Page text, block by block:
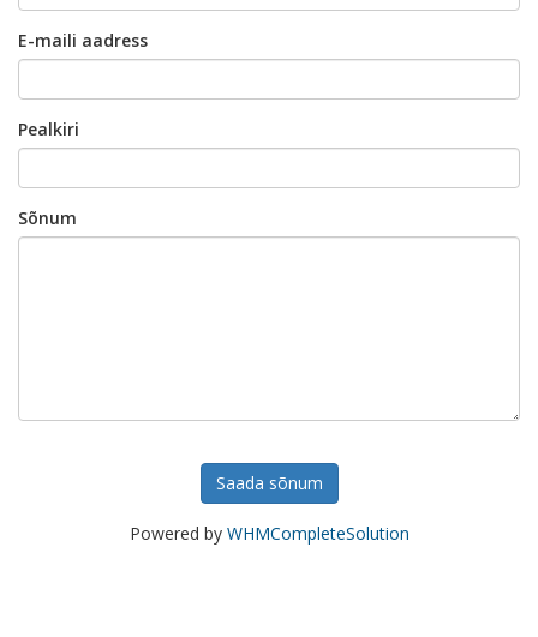
E-maili aadress
Pealkiri
Sõnum
Saada sõnum
Powered by WHMCompleteSolution